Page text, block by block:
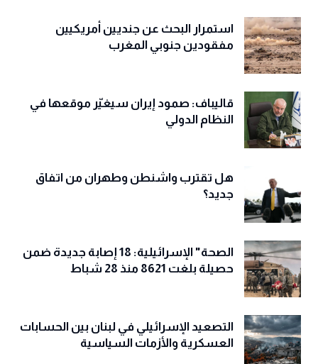
استمرار البحث عن جنديين أمريكيين
مفقودين جنوبي المغرب
قاليباف: صمود إيران سيغيّر موقعها في
النظام الدولي
هل تقترب واشنطن وطهران من اتفاق
جديد؟
الصحة" الإسرائيلية: 18 إصابة جديدة ضمن
حصيلة بلغت 8621 منذ 28 شباط
التصعيد الإسرائيلي في لبنان بين الحسابات
العسكرية والأزمات السياسية